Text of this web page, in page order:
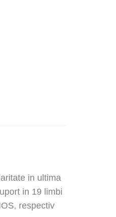
in ultima
in 19 limbi
respectiv